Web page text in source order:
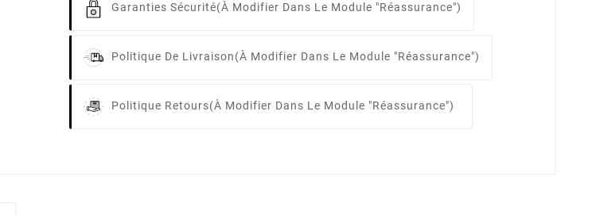
Garanties Sécurité(à Modifier Dans Le Module "Réassurance")
Politique De Livraison(à Modifier Dans Le Module "Réassurance")
Politique Retours(à Modifier Dans Le Module "Réassurance")